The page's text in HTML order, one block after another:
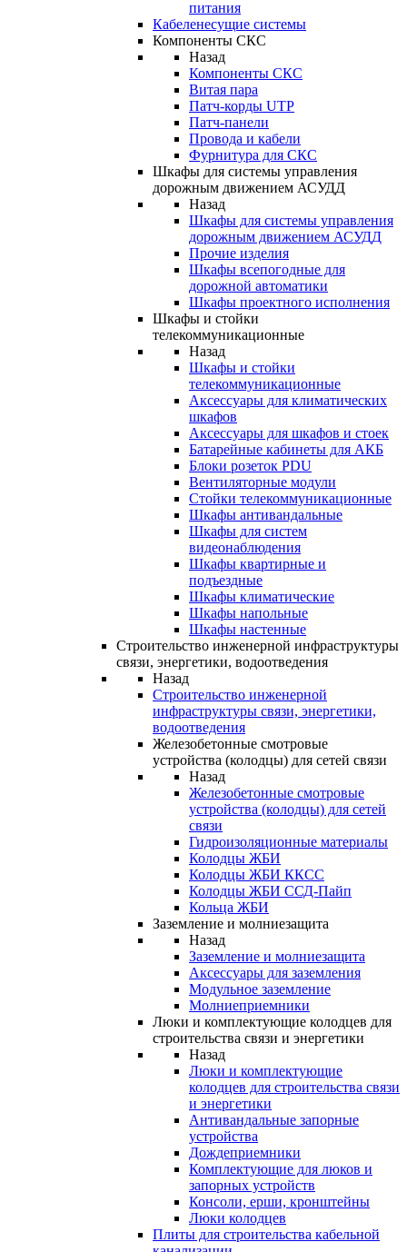
питания
Кабеленесущие системы
Компоненты СКС
Назад
Компоненты СКС
Витая пара
Патч-корды UTP
Патч-панели
Провода и кабели
Фурнитура для СКС
Шкафы для системы управления
дорожным движением АСУДД
Назад
Шкафы для системы управления
дорожным движением АСУДД
Прочие изделия
Шкафы всепогодные для
дорожной автоматики
Шкафы проектного исполнения
Шкафы и стойки
телекоммуникационные
Назад
Шкафы и стойки
телекоммуникационные
Аксессуары для климатических
шкафов
Аксессуары для шкафов и стоек
Батарейные кабинеты для АКБ
Блоки розеток PDU
Вентиляторные модули
Стойки телекоммуникационные
Шкафы антивандальные
Шкафы для систем
видеонаблюдения
Шкафы квартирные и
подъездные
Шкафы климатические
Шкафы напольные
Шкафы настенные
Строительство инженерной инфраструктуры
связи, энергетики, водоотведения
Назад
Строительство инженерной
инфраструктуры связи, энергетики,
водоотведения
Железобетонные смотровые
устройства (колодцы) для сетей связи
Назад
Железобетонные смотровые
устройства (колодцы) для сетей
связи
Гидроизоляционные материалы
Колодцы ЖБИ
Колодцы ЖБИ ККСС
Колодцы ЖБИ ССД-Пайп
Кольца ЖБИ
Заземление и молниезащита
Назад
Заземление и молниезащита
Аксессуары для заземления
Модульное заземление
Молниеприемники
Люки и комплектующие колодцев для
строительства связи и энергетики
Назад
Люки и комплектующие
колодцев для строительства связи
и энергетики
Антивандальные запорные
устройства
Дождеприемники
Комплектующие для люков и
запорных устройств
Консоли, ерши, кронштейны
Люки колодцев
Плиты для строительства кабельной